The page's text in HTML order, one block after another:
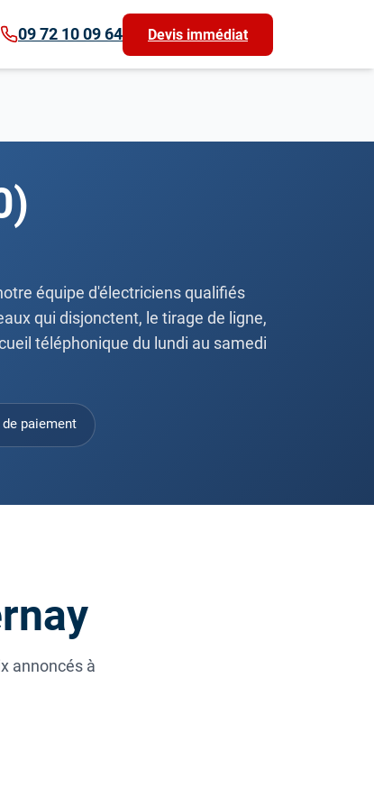
09 72 10 09 64 Devis immédiat
équipe d'électriciens qualifiés
qui disjonctent, le tirage de ligne,
téléphonique du lundi au samedi
paiement
annoncés à